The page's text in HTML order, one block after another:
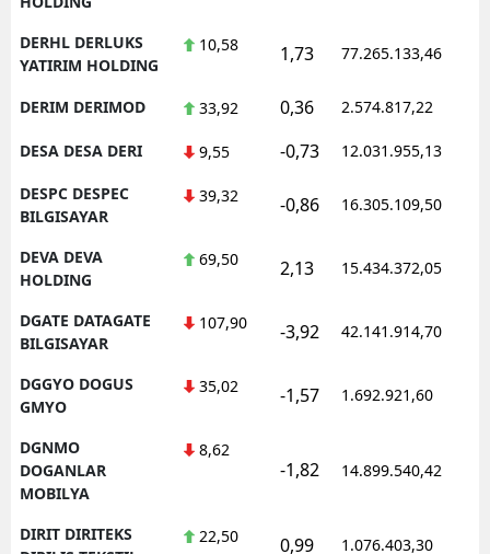
DERHL DERLUKS
YATIRIM HOLDING
10,58 1,73 77.265.133,46
DERIM DERIMOD 33,92 0,36 2.574.817,22
DESA DESA DERI 9,55 -0,73 12.031.955,13
DESPC DESPEC
BILGISAYAR
39,32 -0,86 16.305.109,50
DEVA DEVA
HOLDING
69,50 2,13 15.434.372,05
DGATE DATAGATE
BILGISAYAR
107,90 -3,92 42.141.914,70
DGGYO DOGUS
GMYO
35,02 -1,57 1.692.921,60
DGNMO
DOGANLAR
MOBILYA
8,62
-1,82 14.899.540,42
DIRIT DIRITEKS
22,50 0,99 1.076.403,30